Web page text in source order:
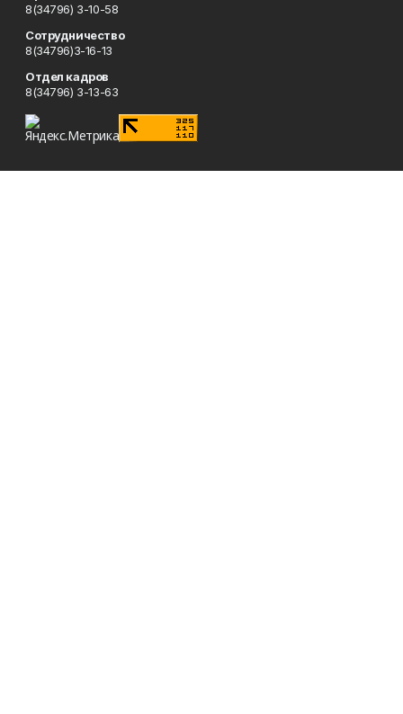
8(34796) 3-10-58
Сотрудничество
8(34796)3-16-13
Отдел кадров
8(34796) 3-13-63